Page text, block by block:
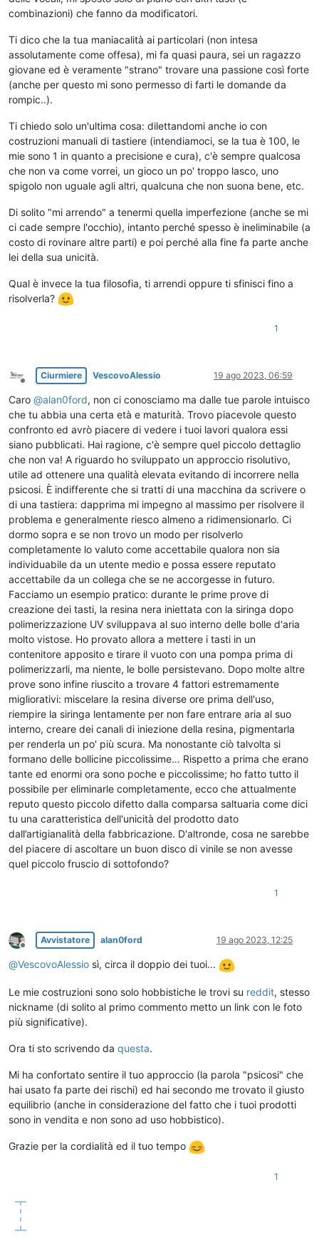
combinazioni) che fanno da modificatori.
Ti dico che la tua maniacalità ai particolari (non intesa
assolutamente come offesa), mi fa quasi paura, sei un ragazzo
giovane ed è veramente "strano" trovare una passione così forte
(anche per questo mi sono permesso di farti le domande da
rompic..).
Ti chiedo solo un'ultima cosa: dilettandomi anche io con
costruzioni manuali di tastiere (intendiamoci, se la tua è 100, le
mie sono 1 in quanto a precisione e cura), c'è sempre qualcosa
che non va come vorrei, un gioco un po' troppo lasco, uno
spigolo non uguale agli altri, qualcuna che non suona bene, etc.
Di solito "mi arrendo" a tenermi quella imperfezione (anche se mi
ci cade sempre l'occhio), intanto perché spesso è ineliminabile (a
costo di rovinare altre parti) e poi perché alla fine fa parte anche
lei della sua unicità.
Qual è invece la tua filosofia, ti arrendi oppure ti sfinisci fino a
risolverla?
1
Non in linea
Ciurmiere VescovoAlessio 19 ago 2023, 06:59
Caro @alan0ford, non ci conosciamo ma dalle tue parole intuisco
che tu abbia una certa età e maturità. Trovo piacevole questo
confronto ed avrò piacere di vedere i tuoi lavori qualora essi
siano pubblicati. Hai ragione, c'è sempre quel piccolo dettaglio
che non va! A riguardo ho sviluppato un approccio risolutivo,
utile ad ottenere una qualità elevata evitando di incorrere nella
psicosi. È indifferente che si tratti di una macchina da scrivere o
di una tastiera: dapprima mi impegno al massimo per risolvere il
problema e generalmente riesco almeno a ridimensionarlo. Ci
dormo sopra e se non trovo un modo per risolverlo
completamente lo valuto come accettabile qualora non sia
individuabile da un utente medio e possa essere reputato
accettabile da un collega che se ne accorgesse in futuro.
Facciamo un esempio pratico: durante le prime prove di
creazione dei tasti, la resina nera iniettata con la siringa dopo
polimerizzazione UV sviluppava al suo interno delle bolle d'aria
molto vistose. Ho provato allora a mettere i tasti in un
contenitore apposito e tirare il vuoto con una pompa prima di
polimerizzarli, ma niente, le bolle persistevano. Dopo molte altre
prove sono infine riuscito a trovare 4 fattori estremamente
migliorativi: miscelare la resina diverse ore prima dell'uso,
riempire la siringa lentamente per non fare entrare aria al suo
interno, creare dei canali di iniezione della resina, pigmentarla
per renderla un po' più scura. Ma nonostante ciò talvolta si
formano delle bollicine piccolissime… Rispetto a prima che erano
tante ed enormi ora sono poche e piccolissime; ho fatto tutto il
possibile per eliminarle completamente, ecco che attualmente
reputo questo piccolo difetto dalla comparsa saltuaria come dici
tu una caratteristica dell'unicità del prodotto dato
dall’artigianalità della fabbricazione. D'altronde, cosa ne sarebbe
del piacere di ascoltare un buon disco di vinile se non avesse
quel piccolo fruscio di sottofondo?
1
Non in linea
Avvistatore alan0ford 19 ago 2023, 12:25
@VescovoAlessio sì, circa il doppio dei tuoi...
Le mie costruzioni sono solo hobbistiche le trovi su reddit, stesso
nickname (di solito al primo commento metto un link con le foto
più significative).
Ora ti sto scrivendo da questa.
Mi ha confortato sentire il tuo approccio (la parola "psicosi" che
hai usato fa parte dei rischi) ed hai secondo me trovato il giusto
equilibrio (anche in considerazione del fatto che i tuoi prodotti
sono in vendita e non sono ad uso hobbistico).
Grazie per la cordialità ed il tuo tempo
1